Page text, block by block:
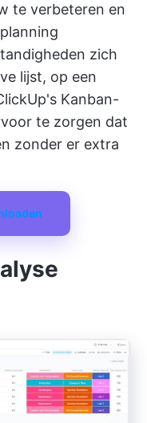
te verbeteren en
zich
lijst, op een
Kanban-
te zorgen dat
zonder er extra